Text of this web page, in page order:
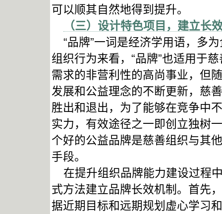
可以顺其自然地得到提升。
（三）设计特色项目，建立长
“品牌”一词是经济学用语，多
组织行为来看，“品牌”也适用于
需求的非营利性的高尚事业，但
发展和公益理念的不断更新，慈
胜出和退出，为了能够在竞争中
实力，有效途径之一即创立独树
个好的公益品牌是慈善组织与其
手段。
在提升组织品牌能力建设过程
式方法建立品牌长效机制。首先
据近期目标和远期规划虚心学习